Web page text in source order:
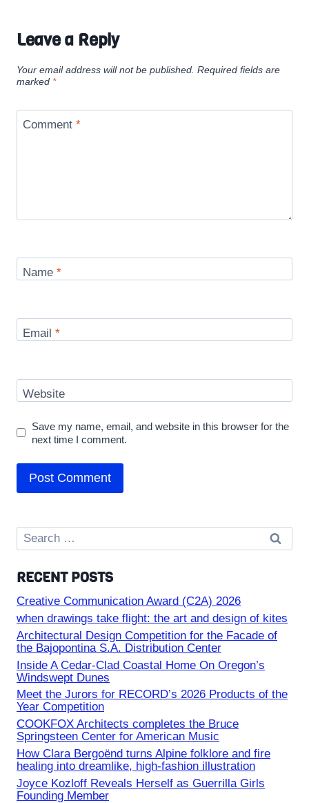
Leave a Reply
Your email address will not be published. Required fields are
marked *
Comment *
Name *
Email *
Website
Save my name, email, and website in this browser for the
next time I comment.
Search
for:
RECENT POSTS
Creative Communication Award (C2A) 2026
when drawings take flight: the art and design of kites
Architectural Design Competition for the Facade of
the Bajopontina S.A. Distribution Center
Inside A Cedar-Clad Coastal Home On Oregon’s
Windswept Dunes
Meet the Jurors for RECORD’s 2026 Products of the
Year Competition
COOKFOX Architects completes the Bruce
Springsteen Center for American Music
How Clara Bergoënd turns Alpine folklore and fire
healing into dreamlike, high-fashion illustration
Joyce Kozloff Reveals Herself as Guerrilla Girls
Founding Member